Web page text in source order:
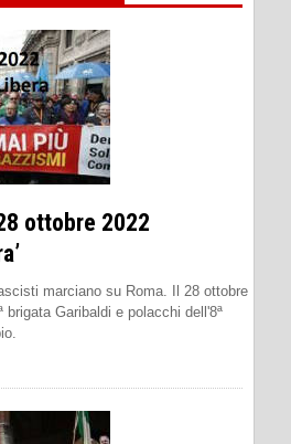
ottobre 2022
marciano su Roma. Il 28 ottobre
brigata Garibaldi e polacchi dell'8ª